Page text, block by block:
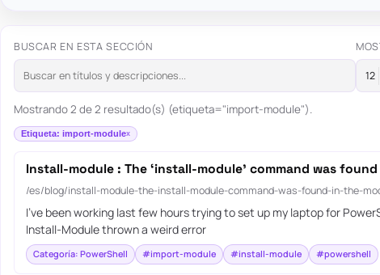
BUSCAR EN ESTA SECCIÓN
Mostrando 2 de 2 resultado(s) (etiqueta="import-module").
Etiqueta: import-module
Install-module : The ‘install-module’ command was
/es/blog/install-module-the-install-module-command-was-found-in-the-
I’ve been working last few hours trying to set up my laptop for
Install-Module thrown a weird error
Categoría: PowerShell #import-module #install-module #powershell